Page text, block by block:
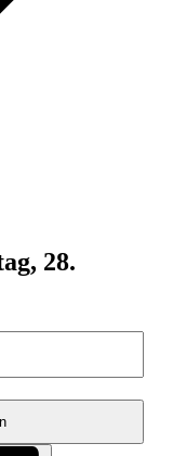
28.